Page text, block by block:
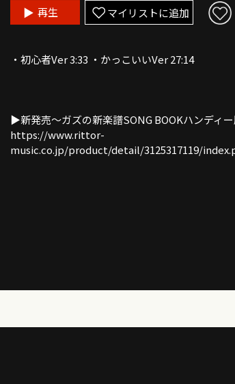
再生 マイリストに追加
・初心者Ver 3:33 ・かっこいいVer 27:14
▶︎新発売〜ガズの新楽譜SONG BOOKハンディ
https://www.rittor-
music.co.jp/product/detail/3125317119/
https://www.shimamura.co.jp/shop/